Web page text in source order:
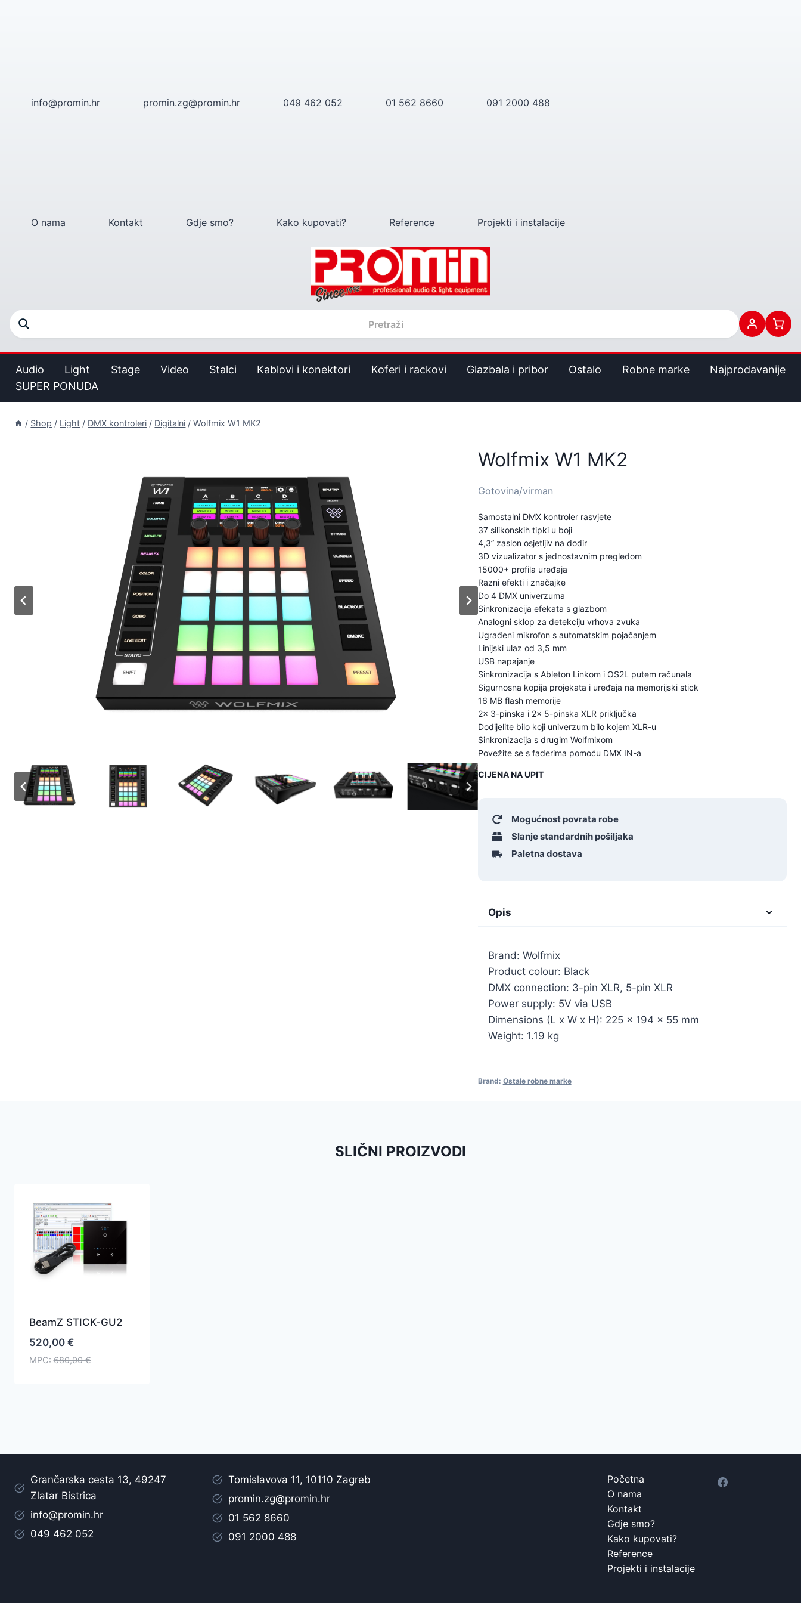
info@promin.hr promin.zg@promin.hr 049 462 052 01 562 8660 091 2000 488
O nama Kontakt Gdje smo? Kako kupovati? Reference Projekti i instalacije
Audio Light Stage Video Stalci Kablovi i konektori Koferi i rackovi Glazbala i pribor Ostalo Robne marke
Najprodavanije
SUPER PONUDA
/ Shop / Light / DMX kontroleri / Digitalni / Wolfmix W1 MK2
Wolfmix W1 MK2
Gotovina/virman
Samostalni DMX kontroler rasvjete
37 silikonskih tipki u boji
4,3” zaslon osjetljiv na dodir
3D vizualizator s jednostavnim pregledom
15000+ profila uređaja
Razni efekti i značajke
Do 4 DMX univerzuma
Sinkronizacija efekata s glazbom
Analogni sklop za detekciju vrhova zvuka
Ugrađeni mikrofon s automatskim pojačanjem
Linijski ulaz od 3,5 mm
USB napajanje
Sinkronizacija s Ableton Linkom i OS2L putem računala
Sigurnosna kopija projekata i uređaja na memorijski stick
16 MB flash memorije
2x 3-pinska i 2x 5-pinska XLR priključka
Dodijelite bilo koji univerzum bilo kojem XLR-u
Sinkronizacija s drugim Wolfmixom
Povežite se s faderima pomoću DMX IN-a
CIJENA NA UPIT
Mogućnost povrata robe
Slanje standardnih pošiljaka
Paletna dostava
Opis
Brand: Wolfmix
Product colour: Black
DMX connection: 3-pin XLR, 5-pin XLR
Power supply: 5V via USB
Dimensions (L x W x H): 225 x 194 x 55 mm
Weight: 1.19 kg
Brand: Ostale robne marke
SLIČNI PROIZVODI
BeamZ STICK-GU2
520,00 €
MPC:680,00€
Grančarska cesta 13, 49247
Zlatar Bistrica
info@promin.hr
049 462 052
Tomislavova 11, 10110 Zagreb
promin.zg@promin.hr
01 562 8660
091 2000 488
Početna
O nama
Kontakt
Gdje smo?
Kako kupovati?
Reference
Projekti i instalacije